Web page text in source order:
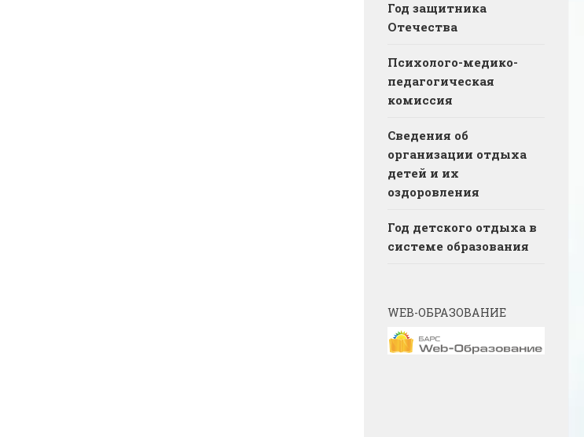
Год защитника
Отечества
Психолого-медико-
педагогическая
комиссия
Сведения об
организации отдыха
детей и их
оздоровления
Год детского отдыха в
системе образования
WEB-ОБРАЗОВАНИЕ